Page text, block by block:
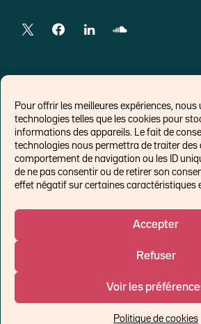
Pour offrir les meilleures expériences, nous
technologies telles que les cookies pour
informations des appareils. Le fait de
technologies nous permettra de traiter des
comportement de navigation ou les ID
de ne pas consentir ou de retirer son
effet négatif sur certaines caractéristiques
Accepter
Refuser
Voir les
Politique de cookies
LIENS EXTERNES
Chroniques pour
Economistes
Think tank
Politique de cookies
Un affilié de :